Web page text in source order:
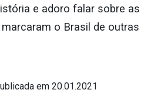
e adoro falar sobre as
o Brasil de outras
em 20.01.2021